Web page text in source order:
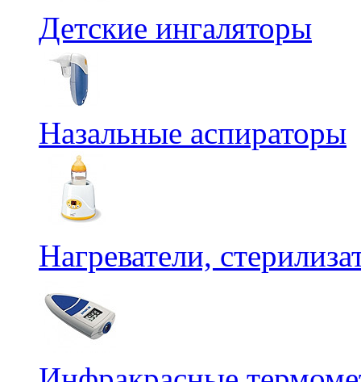
Детские ингаляторы
Назальные аспираторы
Нагреватели,